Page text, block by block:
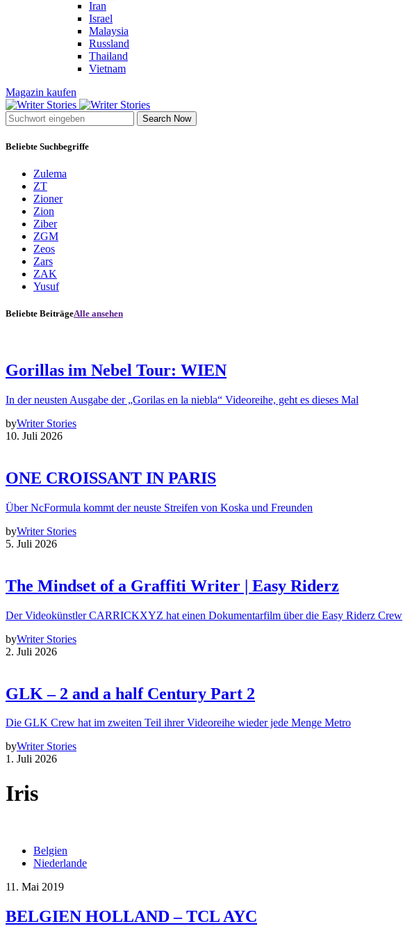
Iran
Israel
Malaysia
Russland
Thailand
Vietnam
Magazin kaufen
Search Now
Beliebte Suchbegriffe
Zulema
ZT
Zioner
Zion
Ziber
ZGM
Zeos
Zars
ZAK
Yusuf
Beliebte BeiträgeAlle ansehen
Gorillas im Nebel Tour: WIEN
In der neusten Ausgabe der „Gorilas en la niebla“ Videoreihe, geht es dieses Mal
byWriter Stories
10. Juli 2026
ONE CROISSANT IN PARIS
Über NcFormula kommt der neuste Streifen von Koska und Freunden
byWriter Stories
5. Juli 2026
The Mindset of a Graffiti Writer | Easy Riderz
Der Videokünstler CARRICKXYZ hat einen Dokumentarfilm über die Easy Riderz Crew
byWriter Stories
2. Juli 2026
GLK – 2 and a half Century Part 2
Die GLK Crew hat im zweiten Teil ihrer Videoreihe wieder jede Menge Metro
byWriter Stories
1. Juli 2026
Iris
Belgien
Niederlande
11. Mai 2019
BELGIEN HOLLAND – TCL AYC